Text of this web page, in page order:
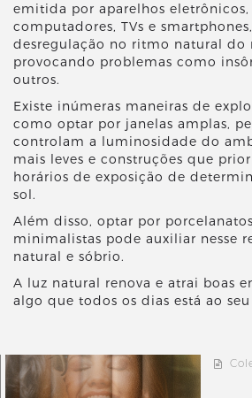
emitida por aparelhos
computadores, TVs e
desregulação no ritmo natural do
provocando problemas como
outros.
Existe inúmeras maneiras de
como optar por janelas amplas,
controlam a luminosidade do
mais leves e construções que
horários de exposição de
sol.
Além disso, optar por
minimalistas pode auxiliar nesse
natural e sóbrio.
A luz natural renova e atrai boas
algo que todos os dias está ao